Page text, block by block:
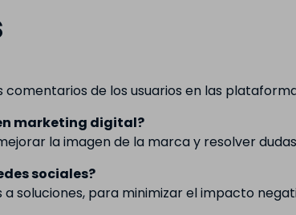
de los usuarios en las
marketing digital?
la imagen de la marca y resolver
sociales?
soluciones, para minimizar el impacto